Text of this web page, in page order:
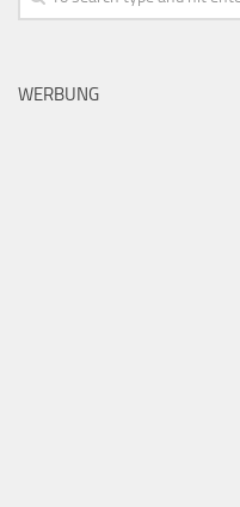
WERBUNG